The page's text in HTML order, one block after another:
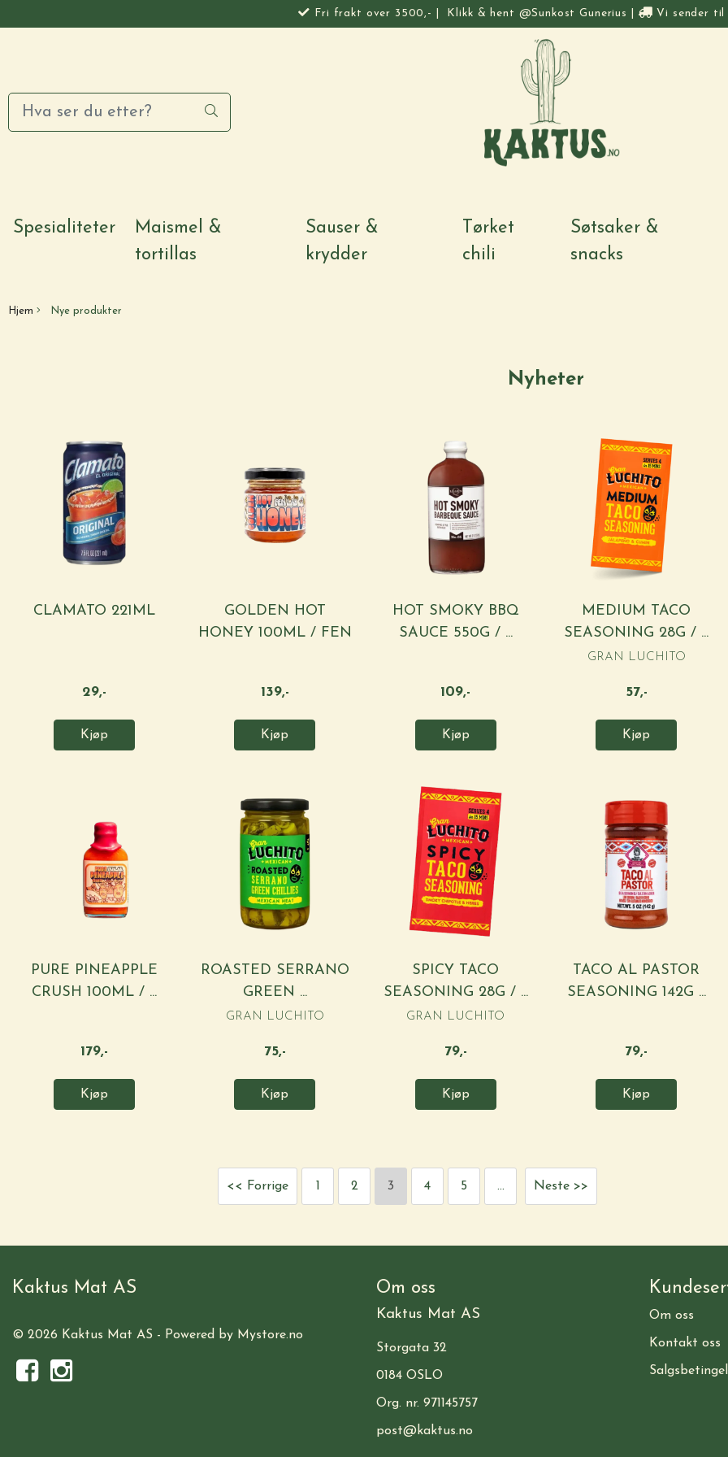
Fri frakt over 3500,- Klikk & hent @Sunkost Gunerius Vi sender til
Spesialiteter
Maismel &
tortillas
Sauser &
krydder
Tørket
chili
Søtsaker &
snacks
Hjem Nye produkter
Nyheter
CLAMATO 221ML
29,-
Kjøp
GOLDEN HOT
HONEY 100ML / FEN
139,-
Kjøp
HOT SMOKY BBQ
SAUCE 550G / ...
109,-
Kjøp
MEDIUM TACO
SEASONING 28G / ...
GRAN LUCHITO
57,-
Kjøp
PURE PINEAPPLE
CRUSH 100ML / ...
179,-
Kjøp
ROASTED SERRANO
GREEN ...
GRAN LUCHITO
75,-
Kjøp
SPICY TACO
SEASONING 28G / ...
GRAN LUCHITO
79,-
Kjøp
TACO AL PASTOR
SEASONING 142G ...
79,-
Kjøp
<< Forrige 1 2 3 4 5 ... Neste >>
Kaktus Mat AS
© 2026 Kaktus Mat AS - Powered by Mystore.no
Om oss
Kaktus Mat AS
Storgata 32
0184 OSLO
Org. nr. 971145757
post@kaktus.no
Om oss
Kontakt oss